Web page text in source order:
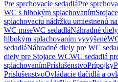
Pre sprchovacie sedadláPre
WC s hlbokým splachovaním
splachovaciu nádržku umiestnenú
WC miseWC sedadláNáhradné
hlbokým splachovaním vyvýšené
sedadláNáhradné diely pre WC
diely pre Stojace WCWC sedadlá
splachovanímPríslušenstvoPrípojky
PríslušenstvoOvládacie tlačidlá a